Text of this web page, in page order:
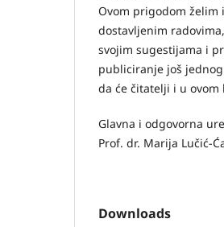
Ovom prigodom želim
dostavljenim
svojim sugestijama i
publiciranje još
da će čitatelji i u
Glavna i odgovorna
Prof. dr. Marija Lučić-
Downloads